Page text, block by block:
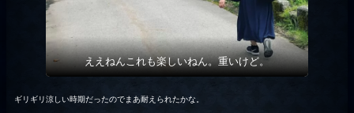
ええねんこれも楽しいねん。重いけど。
ギリギリ涼しい時期だったのでまあ耐えられたかな。